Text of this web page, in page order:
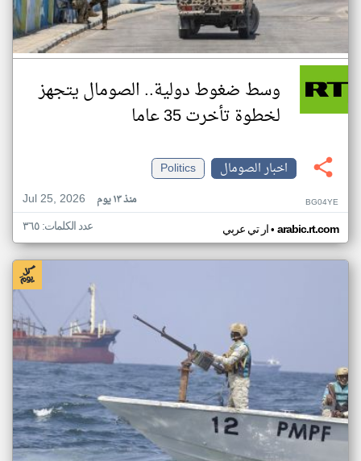
وسط ضغوط دولية.. الصومال يتجهز
لخطوة تأخرت 35 عاما
اخبار الصومال
Politics
Jul 25, 2026
منذ ١٣ يوم BG04YE
ار تي عربي• arabic.rt.com عدد الكلمات: ٣٦٥